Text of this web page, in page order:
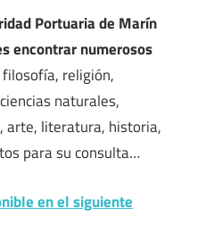
Portuaria de Marín
encontrar numerosos
religión,
naturales,
arte, literatura, historia,
para su consulta…
en el siguiente